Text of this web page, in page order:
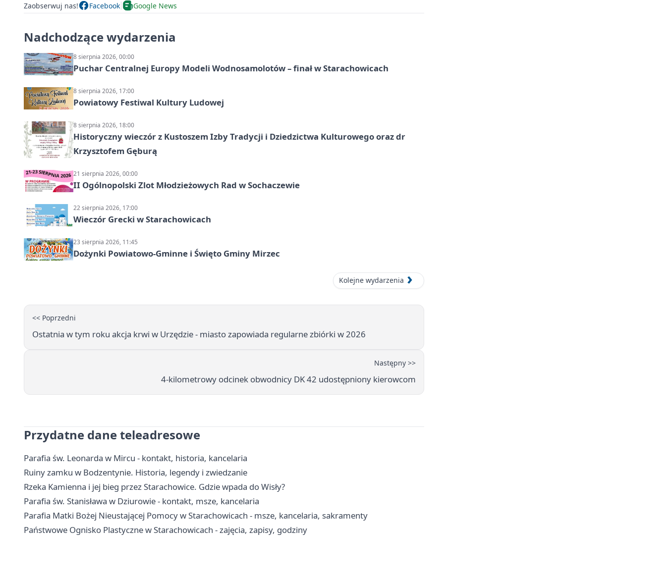
Zaobserwuj nas! Facebook Google News
Nadchodzące wydarzenia
8 sierpnia 2026, 00:00
Puchar Centralnej Europy Modeli Wodnosamolotów – finał w Starachowicach
8 sierpnia 2026, 17:00
Powiatowy Festiwal Kultury Ludowej
8 sierpnia 2026, 18:00
Historyczny wieczór z Kustoszem Izby Tradycji i Dziedzictwa Kulturowego oraz dr
Krzysztofem Gęburą
21 sierpnia 2026, 00:00
II Ogólnopolski Zlot Młodzieżowych Rad w Sochaczewie
22 sierpnia 2026, 17:00
Wieczór Grecki w Starachowicach
23 sierpnia 2026, 11:45
Dożynki Powiatowo-Gminne i Święto Gminy Mirzec
Kolejne wydarzenia
<< Poprzedni
Ostatnia w tym roku akcja krwi w Urzędzie - miasto zapowiada regularne zbiórki w 2026
Następny >>
4-kilometrowy odcinek obwodnicy DK 42 udostępniony kierowcom
Przydatne dane teleadresowe
Parafia św. Leonarda w Mircu - kontakt, historia, kancelaria
Ruiny zamku w Bodzentynie. Historia, legendy i zwiedzanie
Rzeka Kamienna i jej bieg przez Starachowice. Gdzie wpada do Wisły?
Parafia św. Stanisława w Dziurowie - kontakt, msze, kancelaria
Parafia Matki Bożej Nieustającej Pomocy w Starachowicach - msze, kancelaria, sakramenty
Państwowe Ognisko Plastyczne w Starachowicach - zajęcia, zapisy, godziny